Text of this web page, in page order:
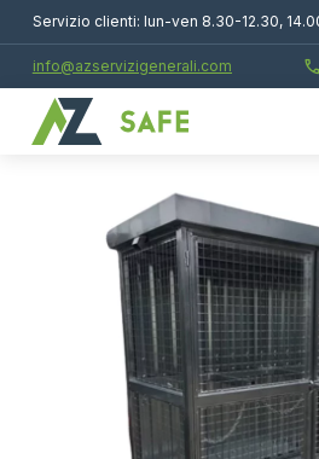
Servizio clienti: lun-ven 8.30-12.30,
info@azservizigenerali.com call